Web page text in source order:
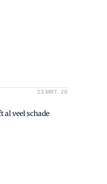
23 MRT. 26
al veel schade